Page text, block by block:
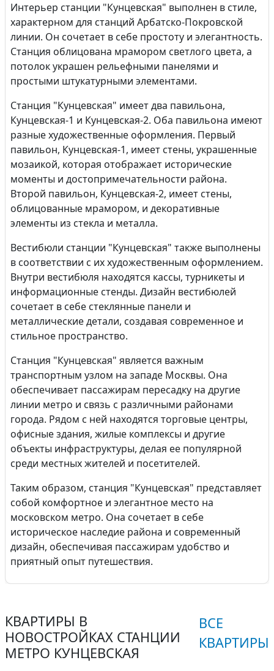
Интерьер станции "Кунцевская" выполнен в стиле,
характерном для станций Арбатско-Покровской
линии. Он сочетает в себе простоту и элегантность.
Станция облицована мрамором светлого цвета, а
потолок украшен рельефными панелями и
простыми штукатурными элементами.
Станция "Кунцевская" имеет два павильона,
Кунцевская-1 и Кунцевская-2. Оба павильона имеют
разные художественные оформления. Первый
павильон, Кунцевская-1, имеет стены, украшенные
мозаикой, которая отображает исторические
моменты и достопримечательности района.
Второй павильон, Кунцевская-2, имеет стены,
облицованные мрамором, и декоративные
элементы из стекла и металла.
Вестибюли станции "Кунцевская" также выполнены
в соответствии с их художественным оформлением.
Внутри вестибюля находятся кассы, турникеты и
информационные стенды. Дизайн вестибюлей
сочетает в себе стеклянные панели и
металлические детали, создавая современное и
стильное пространство.
Станция "Кунцевская" является важным
транспортным узлом на западе Москвы. Она
обеспечивает пассажирам пересадку на другие
линии метро и связь с различными районами
города. Рядом с ней находятся торговые центры,
офисные здания, жилые комплексы и другие
объекты инфраструктуры, делая ее популярной
среди местных жителей и посетителей.
Таким образом, станция "Кунцевская" представляет
собой комфортное и элегантное место на
московском метро. Она сочетает в себе
историческое наследие района и современный
дизайн, обеспечивая пассажирам удобство и
приятный опыт путешествия.
КВАРТИРЫ В
НОВОСТРОЙКАХ СТАНЦИИ
МЕТРО КУНЦЕВСКАЯ
ВСЕ
КВАРТИРЫ